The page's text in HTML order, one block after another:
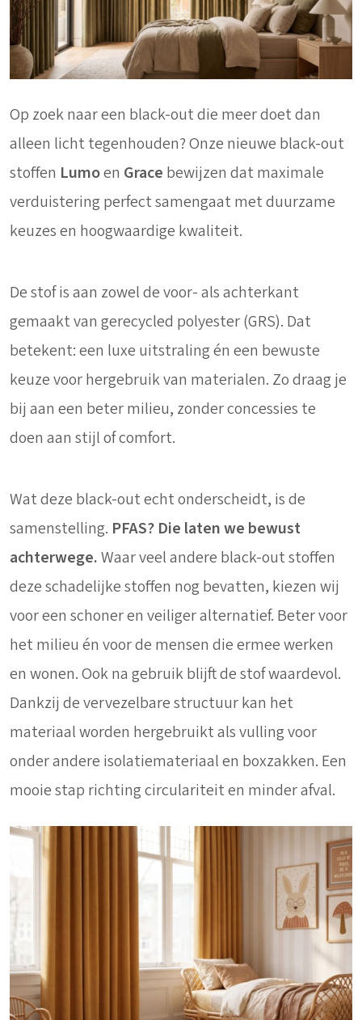
Op zoek naar een black-out die meer doet dan
alleen licht tegenhouden? Onze nieuwe black-out
stoffen Lumoen Grace bewijzen dat maximale
verduistering perfect samengaat met duurzame
keuzes en hoogwaardige kwaliteit.
De stof is aan zowel de voor- als achterkant
gemaakt van gerecycled polyester (GRS). Dat
betekent: een luxe uitstraling én een bewuste
keuze voor hergebruik van materialen. Zo draag je
bij aan een beter milieu, zonder concessies te
doen aan stijl of comfort.
Wat deze black-out echt onderscheidt, is de
samenstelling. PFAS? Die laten we bewust
achterwege.Waar veel andere black-out stoffen
deze schadelijke stoffen nog bevatten, kiezen wij
voor een schoner en veiliger alternatief. Beter voor
het milieu én voor de mensen die ermee werken
en wonen. Ook na gebruik blijft de stof waardevol.
Dankzij de vervezelbare structuur kan het
materiaal worden hergebruikt als vulling voor
onder andere isolatiemateriaal en boxzakken. Een
mooie stap richting circulariteit en minder afval.